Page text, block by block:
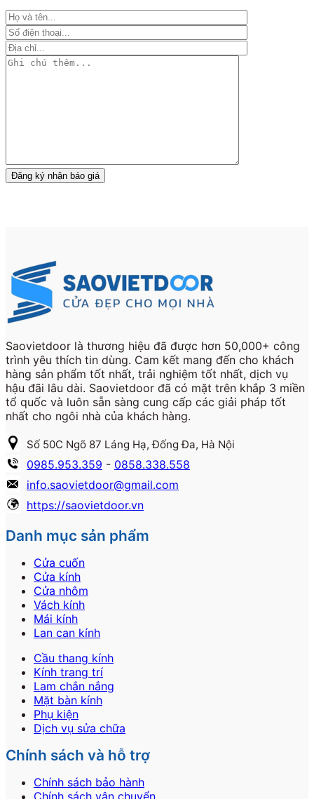
Saovietdoor là thương hiệu đã được hơn 50,000+ công
trình yêu thích tin dùng. Cam kết mang đến cho khách
hàng sản phẩm tốt nhất, trải nghiệm tốt nhất, dịch vụ
hậu đãi lâu dài. Saovietdoor đã có mặt trên khắp 3 miền
tổ quốc và luôn sẵn sàng cung cấp các giải pháp tốt
nhất cho ngôi nhà của khách hàng.
Số 50C Ngõ 87 Láng Hạ, Đống Đa, Hà Nội
0985.953.359 - 0858.338.558
info.saovietdoor@gmail.com
https://saovietdoor.vn
Danh mục sản phẩm
Cửa cuốn
Cửa kính
Cửa nhôm
Vách kính
Mái kính
Lan can kính
Cầu thang kính
Kính trang trí
Lam chắn nắng
Mặt bàn kính
Phụ kiện
Dịch vụ sửa chữa
Chính sách và hỗ trợ
Chính sách bảo hành